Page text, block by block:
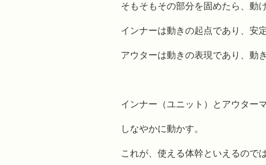
そもそもその部分を固めたら、動
インナーは動きの起点であり、安
アウターは動きの表現であり、動
インナー（ユニット）とアウター
しなやかに動かす。
これが、使える体幹といえるので